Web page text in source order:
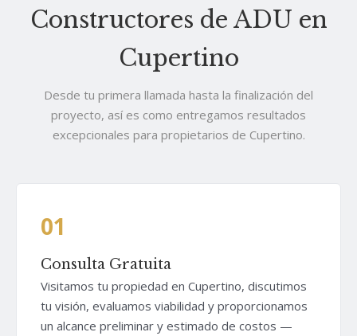
Constructores de ADU en
Cupertino
Desde tu primera llamada hasta la finalización del
proyecto, así es como entregamos resultados
excepcionales para propietarios de Cupertino.
01
Consulta Gratuita
Visitamos tu propiedad en Cupertino, discutimos
tu visión, evaluamos viabilidad y proporcionamos
un alcance preliminar y estimado de costos —